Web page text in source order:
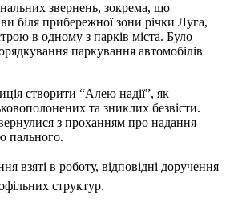
звернень, зокрема, що
біля прибережної зони річки Луга,
в одному з парків міста. Було
паркування автомобілів
створити “Алею надії”, як
та зниклих безвісти.
з проханням про надання
пального.
взяті в роботу, відповідні доручення
структур.